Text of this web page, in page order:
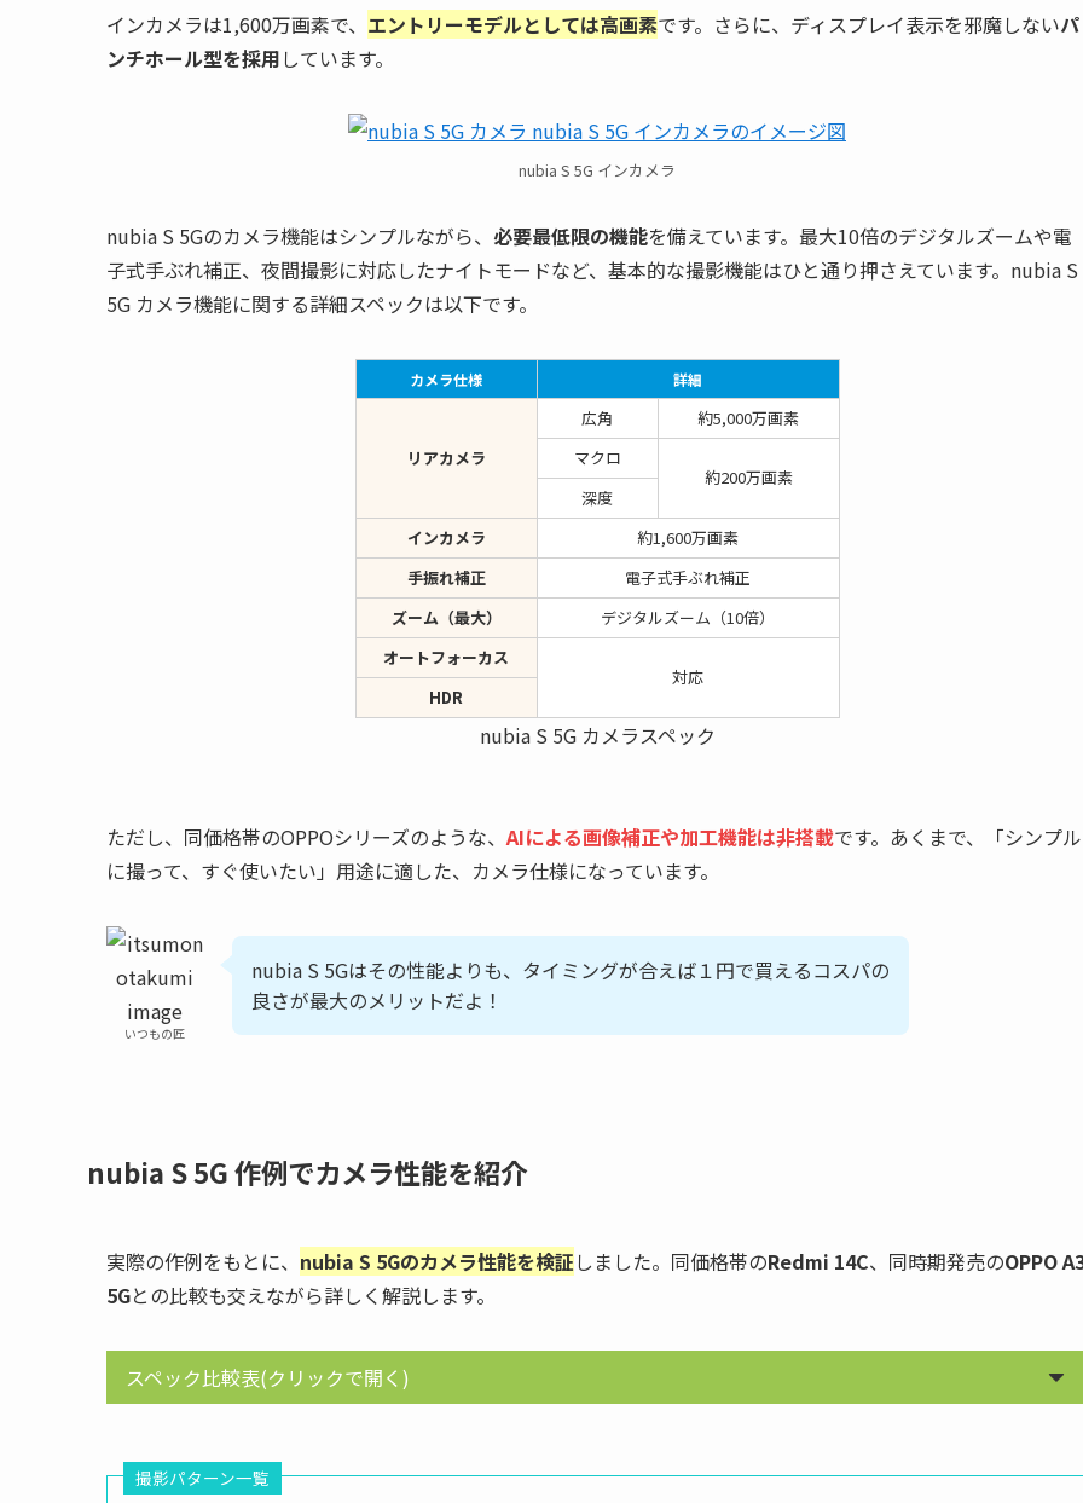
インカメラは1,600万画素で、 エントリーモデルとしては高画素です。さらに、ディスプレイ表示を邪魔しないパ
ンチホール型を採用しています。
nubia S 5G インカメラ
nubia S 5Gのカメラ機能はシンプルながら、 必要最低限の機能を備えています。最大10倍のデジタルズームや電
子式手ぶれ補正、夜間撮影に対応したナイトモードなど、基本的な撮影機能はひと通り押さえています。nubia S
5G カメラ機能に関する詳細スペックは以下です。
カメラ仕様 詳細
リアカメラ
広角
約5,000万画素
マクロ
約200万画素
深度
インカメラ
約1,600万画素
手振れ補正
電子式手ぶれ補正
ズーム（最大）
デジタルズーム（10倍）
オートフォーカス
対応
HDR
nubia S 5G カメラスペック
ただし、同価格帯のOPPOシリーズのような、AIによる画像補正や加工機能は非搭載です。あくまで、「シンプル
に撮って、すぐ使いたい」用途に適した、カメラ仕様になっています。
いつもの匠
nubia S 5Gはその性能よりも、タイミングが合えば１円で買えるコスパの
良さが最大のメリットだよ！
nubia S 5G 作例でカメラ性能を紹介
実際の作例をもとに、 nubia S 5Gのカメラ性能を検証しました。同価格帯のRedmi 14C、同時期発売のOPPO
5Gとの比較も交えながら詳しく解説します。
スペック比較表(クリックで開く)
撮影パターン一覧